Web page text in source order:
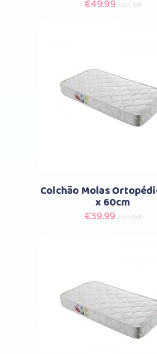
€49.99 com IVA
Comprar
Colchão Molas
x 60cm
€39.99 com IVA
Comprar